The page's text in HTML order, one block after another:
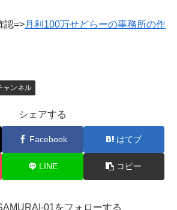
認=>月利100万せどらーの事務所の作
ャンネル
シェアする
Facebook はてブ
LINE コピー
01をフォローする